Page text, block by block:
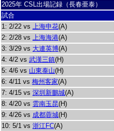
2025年 CSL出場記録（長春亜泰）
試合
1: 2/22 vs 上海申花(A)
2: 2/28 vs 上海海港(A)
3: 3/29 vs 大連英博(A)
4: 4/2 vs 武漢三鎮(H)
5: 4/6 vs 山東泰山(H)
6: 4/11 vs 梅州客家(A)
7: 4/15 vs 深圳新鵬城(A)
8: 4/20 vs 雲南玉昆(H)
9: 4/26 vs 成都蓉城(H)
10: 5/1 vs 浙江FC(A)